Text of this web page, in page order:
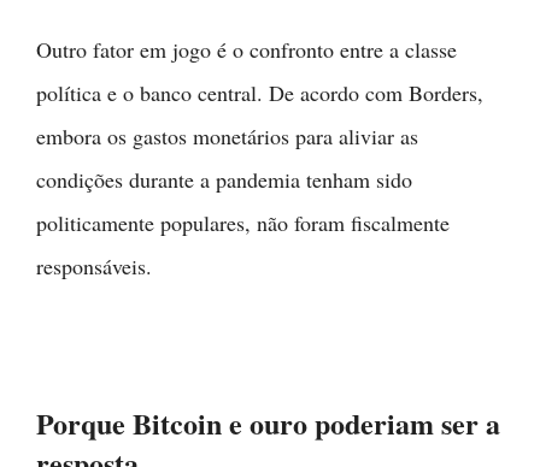
Outro fator em jogo é o confronto entre a classe
política e o banco central. De acordo com Borders,
embora os gastos monetários para aliviar as
condições durante a pandemia tenham sido
politicamente populares, não foram fiscalmente
responsáveis.
Porque Bitcoin e ouro poderiam ser a